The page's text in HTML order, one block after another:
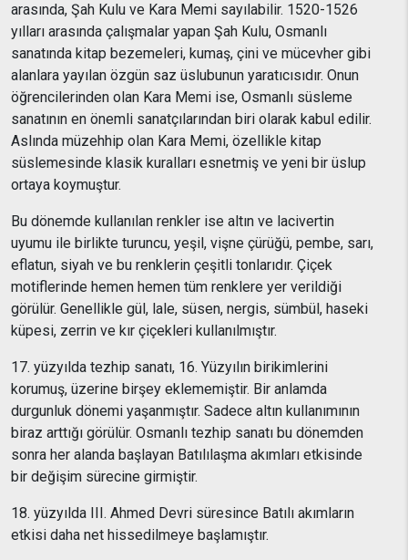
arasında, Şah Kulu ve Kara Memi sayılabilir. 1520-1526
yılları arasında çalışmalar yapan Şah Kulu, Osmanlı
sanatında kitap bezemeleri, kumaş, çini ve mücevher gibi
alanlara yayılan özgün saz üslubunun yaratıcısıdır. Onun
öğrencilerinden olan Kara Memi ise, Osmanlı süsleme
sanatının en önemli sanatçılarından biri olarak kabul edilir.
Aslında müzehhip olan Kara Memi, özellikle kitap
süslemesinde klasik kuralları esnetmiş ve yeni bir üslup
ortaya koymuştur.
Bu dönemde kullanılan renkler ise altın ve lacivertin
uyumu ile birlikte turuncu, yeşil, vişne çürüğü, pembe, sarı,
eflatun, siyah ve bu renklerin çeşitli tonlarıdır. Çiçek
motiflerinde hemen hemen tüm renklere yer verildiği
görülür. Genellikle gül, lale, süsen, nergis, sümbül, haseki
küpesi, zerrin ve kır çiçekleri kullanılmıştır.
17. yüzyılda tezhip sanatı, 16. Yüzyılın birikimlerini
korumuş, üzerine birşey eklememiştir. Bir anlamda
durgunluk dönemi yaşanmıştır. Sadece altın kullanımının
biraz arttığı görülür. Osmanlı tezhip sanatı bu dönemden
sonra her alanda başlayan Batılılaşma akımları etkisinde
bir değişim sürecine girmiştir.
18. yüzyılda III. Ahmed Devri süresince Batılı akımların
etkisi daha net hissedilmeye başlamıştır.